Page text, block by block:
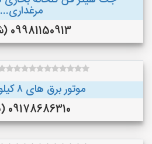
مرغداری...
09981150913 (شهرکرد)
موتور برق های ٨ کیلوات بنزینی
09178686310 (بوشهر)